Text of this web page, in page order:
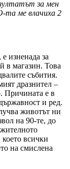
за мен
ме влачиха 2
изненада за
в магазин. Това
събития.
дразнител –
Причината е в
и ред.
животът ни
на 90-те, до
всички
на смислена